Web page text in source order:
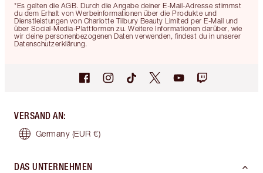
*Es gelten die AGB. Durch die Angabe deiner E-Mail-Adresse stimmst
du dem Erhalt von Werbeinformationen über die Produkte und
Dienstleistungen von Charlotte Tilbury Beauty Limited per E-Mail und
über Social-Media-Plattformen zu. Weitere Informationen darüber, wie
wir deine personenbezogenen Daten verwenden, findest du in unserer
Datenschutzerklärung.
VERSAND AN:
Germany (EUR €)
DAS UNTERNEHMEN